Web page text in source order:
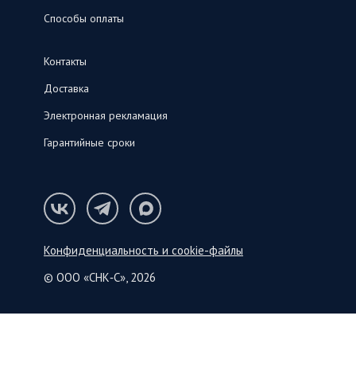
Способы оплаты
Контакты
Доставка
Электронная рекламация
Гарантийные сроки
Конфиденциальность и cookie-файлы
© ООО «СНК‑С», 2026